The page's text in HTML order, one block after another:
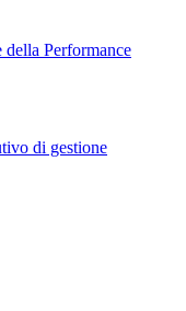
della Performance
di gestione